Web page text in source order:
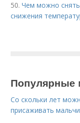
50.Чем можно
снижения
Популярные
Со скольки лет
присаживать